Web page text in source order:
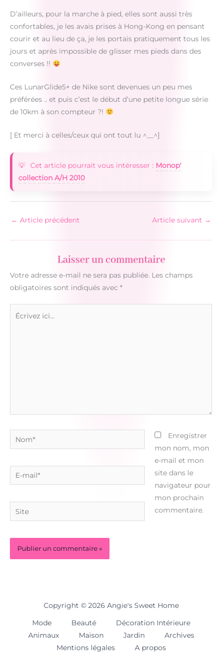
D’ailleurs, pour la marche à pied, elles sont aussi très
confortables, je les avais prises à Hong-Kong en pensant
courir et au lieu de ça, je les portais pratiquement tous les
jours et après impossible de glisser mes pieds dans des
converses !!
Ces LunarGlide5+ de Nike sont devenues un peu mes
préférées .. et puis c’est le début d’une petite longue série
de 10km à son compteur ?!
[ Et merci à celles/ceux qui ont tout lu ^__^]
Cet article pourrait vous intéresser : Monop'
collection A/H 2010
← Article précédent Article suivant →
Laisser un commentaire
Votre adresse e-mail ne sera pas publiée. Les champs
obligatoires sont indiqués avec *
Nom*
E-
mail*
Site
Enregistrer
mon nom, mon
e-mail et mon
site dans le
navigateur pour
mon prochain
commentaire.
Copyright © 2026 Angie's Sweet Home
Mode Beauté
Décoration Intérieure
Animaux
Maison Jardin
Archives
Mentions légales
A propos